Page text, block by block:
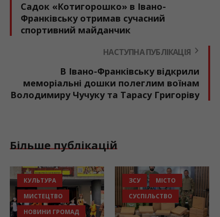
Садок «Котигорошко» в Івано-
Франківську отримав сучасний
спортивний майданчик
НАСТУПНА ПУБЛІКАЦІЯ
В Івано-Франківську відкрили
меморіальні дошки полеглим воїнам
Володимиру Чучуку та Тарасу Григоріву
Більше публікацій
ЗСУ
МІСТО
СУСПІЛЬСТВО
БЕЗПЕКА
НОВИНИ ГРОМАД
ОСВІТА